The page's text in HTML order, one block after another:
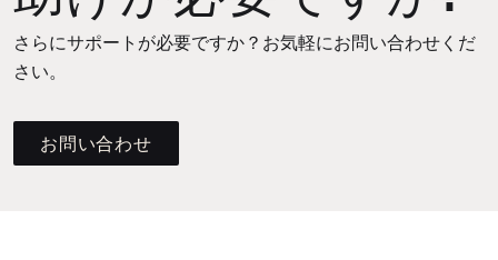
さらにサポートが必要ですか？お気軽にお問い合わせくだ
さい。
お問い合わせ